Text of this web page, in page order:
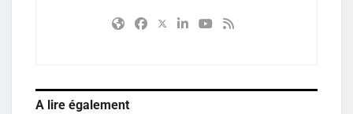
A lire également